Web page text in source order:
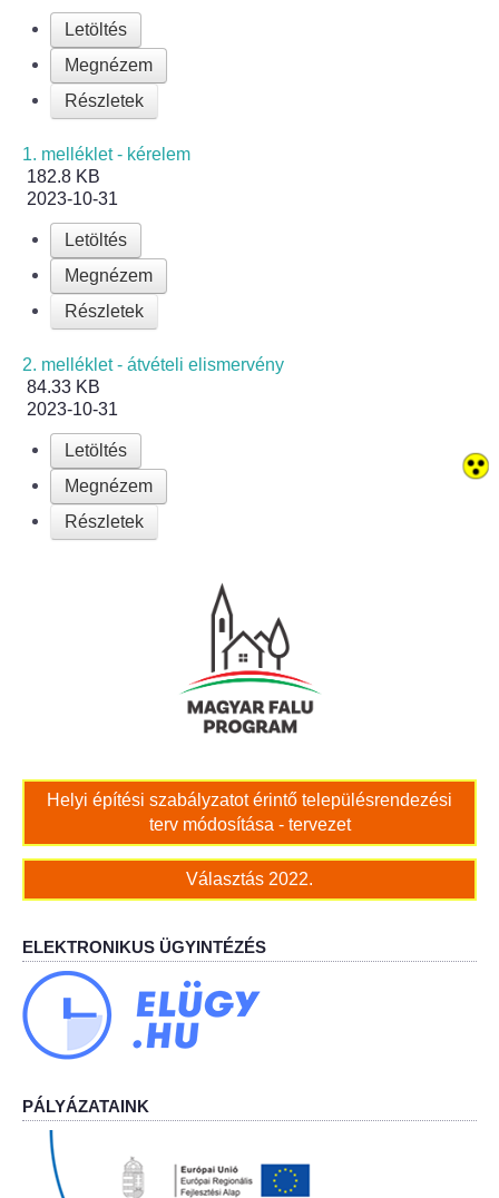
Látnivalók
Szállások
Egyházak, civilek
Református Egyház
Bölcskei női kar
Bölcskei Rákóczi Horgász Egyesület
Bölcskei Sportegyesület
Bölcskei Sólymok Íjász Baráti Kör
Amatőr Színjátszó Társulat Egyesület
Múló Évek Nyugdíjas Klub
Katolikus Egyház
Bölcskei Borbarát Egyesültet Klub
Bölcskei Önkéntes Tűzoltó Egyesület
Bölcskei Polgárőrség
Bölcskei Klímakör
Szervezeti felépítés
Dokumentumok
Letöltés
Megnézem
Részletek
1. melléklet - kérelem
182.8 KB
2023-10-31
Letöltés
Megnézem
Részletek
2. melléklet - átvételi elismervény
84.33 KB
2023-10-31
Letöltés
Megnézem
Részletek
Helyi építési szabályzatot érintő településrendezési
terv módosítása - tervezet
Választás 2022.
ELEKTRONIKUS ÜGYINTÉZÉS
PÁLYÁZATAINK